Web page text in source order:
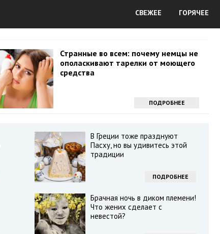
СВЕЖЕЕ ГОРЯЧЕЕ
Странные во всем: почему немцы не
ополаскивают тарелки от моющего
средства
ПОДРОБНЕЕ
В Греции тоже празднуют
Пасху, но вы удивитесь этой
традиции
ПОДРОБНЕЕ
Брачная ночь в диком племени!
Что жених сделает с
невестой?